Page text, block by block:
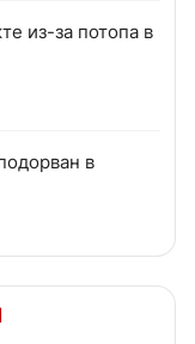
из-за потопа в
в